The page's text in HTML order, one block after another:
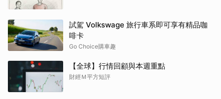
試駕 Volkswage 旅行車系即可享有精品咖
啡卡
Go Choice購車趣
【全球】行情回顧與本週重點
財經Ｍ平方短評